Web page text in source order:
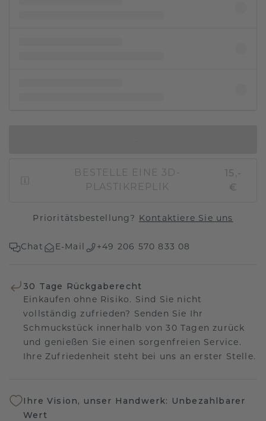
BESTELLE EINE 3D-
PLASTIKREPLIK
15,-
€
Prioritätsbestellung? Kontaktiere Sie uns
Chat E-Mail +49 206 570 833 08
30 Tage Rückgaberecht
Einkaufen ohne Risiko. Sind Sie nicht
vollständig zufrieden? Senden Sie Ihr
Schmuckstück innerhalb von 30 Tagen zurück
und genießen Sie einen sorgenfreien Service.
Ihre Zufriedenheit steht bei uns an erster Stelle.
Ihre Vision, unser Handwerk: Unbezahlbarer
Wert